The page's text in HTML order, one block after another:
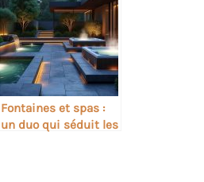
Fontaines et spas :
un duo qui séduit les